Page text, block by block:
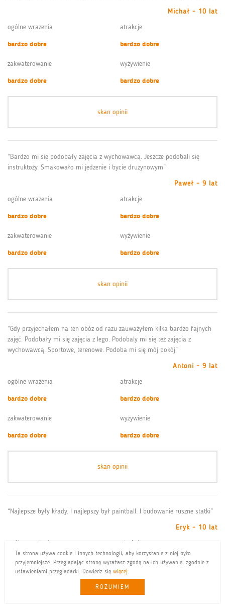
Ta strona używa cookie i innych technologii, aby korzystanie z niej było
przyjemniejsze. Przeglądając stronę wyrażasz zgodę na ich używanie, zgodnie z
ustawieniami przeglądarki. Dowiedz się więcej.
ROZUMIEM
Michał - 10 lat
ogólne wrażenia
bardzo dobre
atrakcje
bardzo dobre
zakwaterowanie
bardzo dobre
wyżywienie
bardzo dobre
skan opinii
“Bardzo mi się podobały zajęcia z wychowawcą. Jeszcze podobali się
instruktoży. Smakowało mi jedzenie i bycie drużynowym”
Paweł - 9 lat
ogólne wrażenia
bardzo dobre
atrakcje
bardzo dobre
zakwaterowanie
bardzo dobre
wyżywienie
bardzo dobre
skan opinii
“Gdy przyjechałem na ten obóz od razu zauważyłem kilka bardzo fajnych
zajęć. Podobały mi się zajęcia z lego. Podobaly mi się też zajęcia z
wychowawcą. Sportowe, terenowe. Podoba mi się mój pokój”
Antoni - 9 lat
ogólne wrażenia
bardzo dobre
atrakcje
bardzo dobre
zakwaterowanie
bardzo dobre
wyżywienie
bardzo dobre
skan opinii
“Najlepsze były kłady. I najlepszy był paintball. I budowanie ruszne statki”
Eryk - 10 lat
ogólne wrażenia
bardzo dobre
atrakcje
bardzo dobre
wyżywienie
bardzo dobre